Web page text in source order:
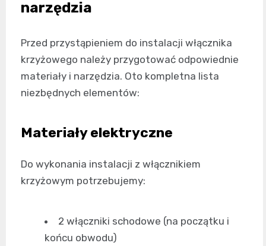
narzędzia
Przed przystąpieniem do instalacji włącznika
krzyżowego należy przygotować odpowiednie
materiały i narzędzia. Oto kompletna lista
niezbędnych elementów:
Materiały elektryczne
Do wykonania instalacji z włącznikiem
krzyżowym potrzebujemy:
2 włączniki schodowe (na początku i
końcu obwodu)